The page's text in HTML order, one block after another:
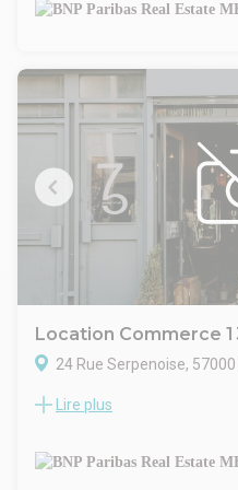
BNPPRE ADVISORY vous
de Metz, de la zone
(Eurotransit) et de toutes les
(croisement des autoroutes
Autoroutes A31 & A4 : Metz
1h30 et Luxembourg en 45
Réseau de bus et Mettis
Gare de Metz TGV : 15
Conseiller en Immobilier
ESTATE ADVISORY
recherche de bureaux,
logistiques, à la location et à
Location Commerce 1
24 Rue Serpenoise,
CELLULE COMMERCIALE -
METZ HYPER CENTRE -
Emplacement
Lire plus